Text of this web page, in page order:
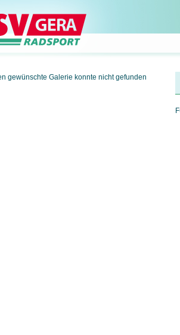
gewünschte Galerie konnte nicht gefunden